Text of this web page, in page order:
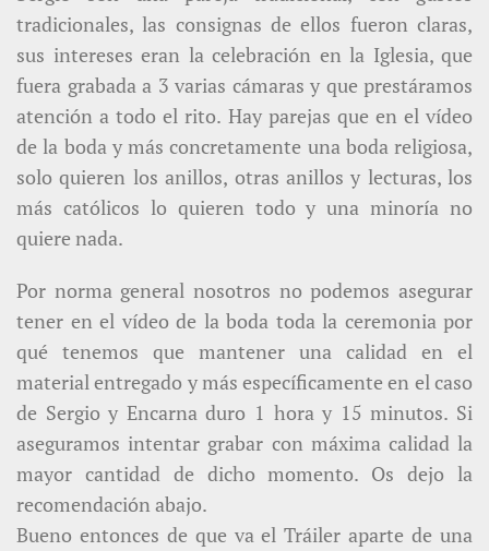
tradicionales, las consignas de ellos fueron claras,
sus intereses eran la celebración en la Iglesia, que
fuera grabada a 3 varias cámaras y que prestáramos
atención a todo el rito. Hay parejas que en el vídeo
de la boda y más concretamente una boda religiosa,
solo quieren los anillos, otras anillos y lecturas, los
más católicos lo quieren todo y una minoría no
quiere nada.
Por norma general nosotros no podemos asegurar
tener en el vídeo de la boda toda la ceremonia por
qué tenemos que mantener una calidad en el
material entregado y más específicamente en el caso
de Sergio y Encarna duro 1 hora y 15 minutos. Si
aseguramos intentar grabar con máxima calidad la
mayor cantidad de dicho momento. Os dejo la
recomendación abajo.
Bueno entonces de que va el Tráiler aparte de una